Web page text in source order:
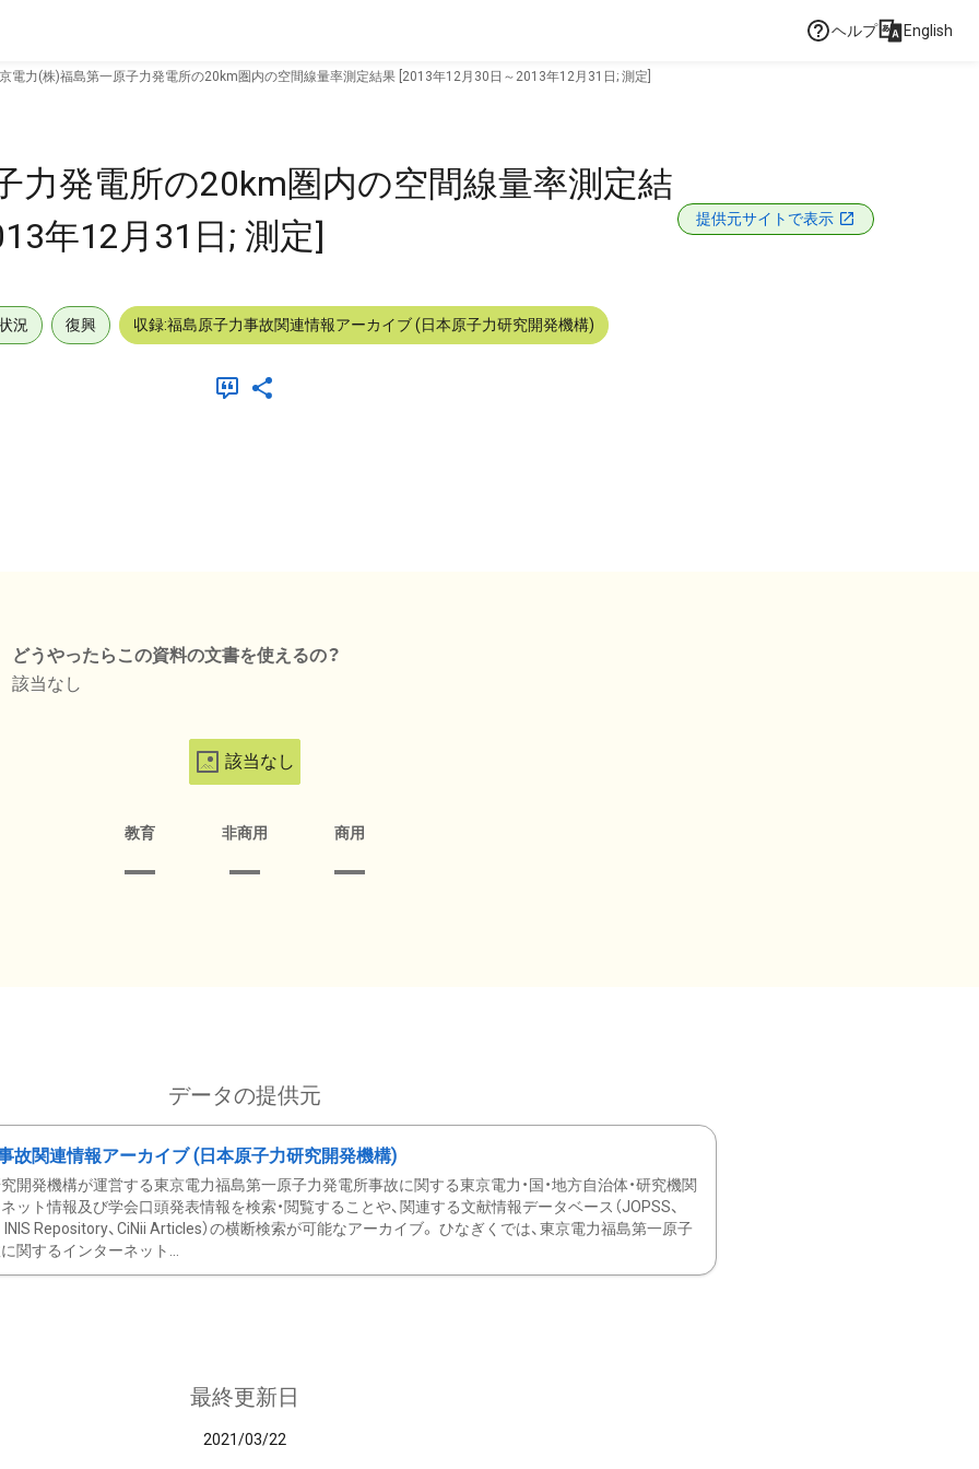
ヘルプ English
電力(株)福島第一原子力発電所の20km圏内の空間線量率測定結果 [2013年12月30日～2013年12月31日; 測定]
力発電所の20km圏内の空間線量率測定結
年12月31日; 測定]
提供元サイトで表示
況 復興 収録:福島原子力事故関連情報アーカイブ (日本原子力研究開発機構)
どうやったらこの資料の文書を使えるの？
該当なし
該当なし
教育 非商用 商用
データの提供元
故関連情報アーカイブ (日本原子力研究開発機構)
開発機構が運営する東京電力福島第一原子力発電所事故に関する東京電力・国・地方自治体・研究機関
ット情報及び学会口頭発表情報を検索・閲覧することや、関連する文献情報データベース（JOPSS、
INIS Repository、CiNii Articles）の横断検索が可能なアーカイブ。 ひなぎくでは、東京電力福島第一原子
関するインターネット...
最終更新日
2021/03/22